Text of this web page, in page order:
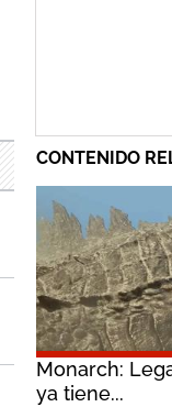
CONTENIDO
Monarch:
ya tiene...